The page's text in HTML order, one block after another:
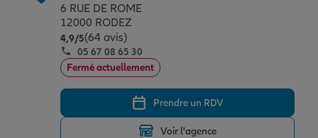
Investissements immobiliers
Transmission
Changer de voiture
Départ à la retraite
Assurance auto
Assurance habitation
Professionnels
Allianz en France
6 RUE DE ROME
12000 RODEZ
4,9/5Note de 4.9 sur 5
(64 avis)
05 67 08 65 30
Fermé actuellement
Prendre un RDV
Voir l'agence